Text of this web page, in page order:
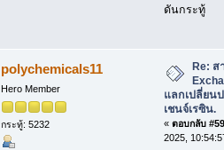
ดันกระทู้
polychemicals11
Hero Member
กระทู้: 5232
Re: ส
แลกเปลี่ยน
เชนจ์เรซิน.
« ตอบกลับ
2025,